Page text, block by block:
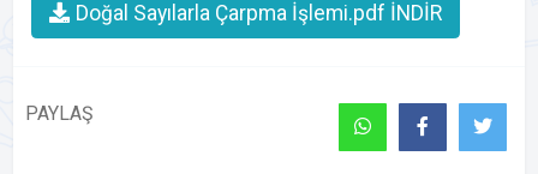
Doğal Sayılarla Çarpma İşlemi.pdf İNDİR
PAYLAŞ